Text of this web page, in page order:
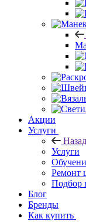
Акции
Услуги
Назад
Услуги
Ремонт
Подбор
Блог
Бренды
Как купить